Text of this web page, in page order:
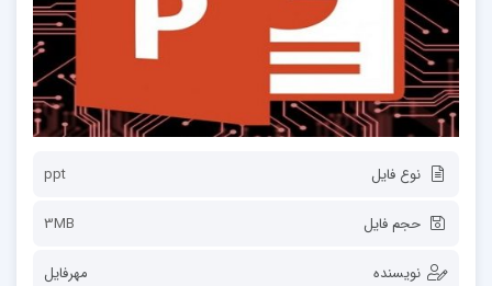
نوع فایل ppt
حجم فایل 3MB
نویسنده مهرفایل